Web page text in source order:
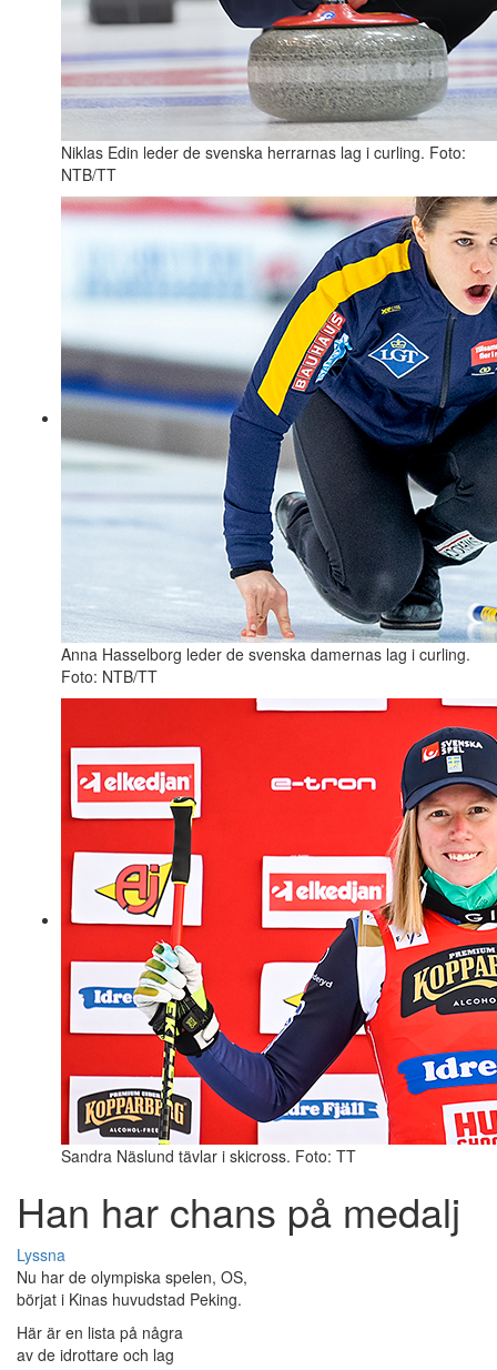
Niklas Edin leder de svenska herrarnas lag i curling. Foto:
NTB/TT
Anna Hasselborg leder de svenska damernas lag i curling.
Foto: NTB/TT
Sandra Näslund tävlar i skicross. Foto: TT
Han har chans på medalj
Lyssna
Nu har de olympiska spelen, OS,
börjat i Kinas huvudstad Peking.
Här är en lista på några
av de idrottare och lag